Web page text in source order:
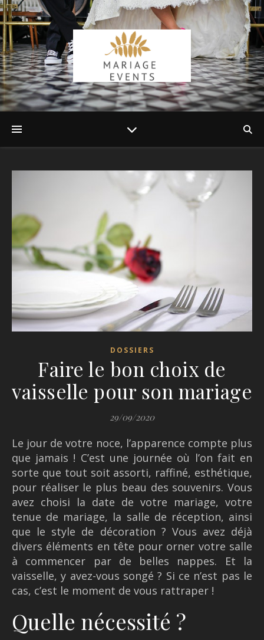
DOSSIERS
Faire le bon choix de
vaisselle pour son mariage
29/09/2020
Le jour de votre noce, l’apparence compte plus
que jamais ! C’est une journée où l’on fait en
sorte que tout soit assorti, raffiné, esthétique,
pour réaliser le plus beau des souvenirs. Vous
avez choisi la date de votre mariage, votre
tenue de mariage, la salle de réception, ainsi
que le style de décoration ? Vous avez déjà
divers éléments en tête pour orner votre salle
à commencer par de belles nappes. Et la
vaisselle, y avez-vous songé ? Si ce n’est pas le
cas, c’est le moment de vous rattraper !
Quelle nécessité ?